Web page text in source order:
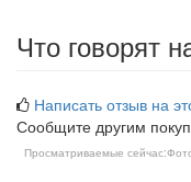
Что говорят
Написать отзыв на
Сообщите другим
Просматриваемые сейчас: